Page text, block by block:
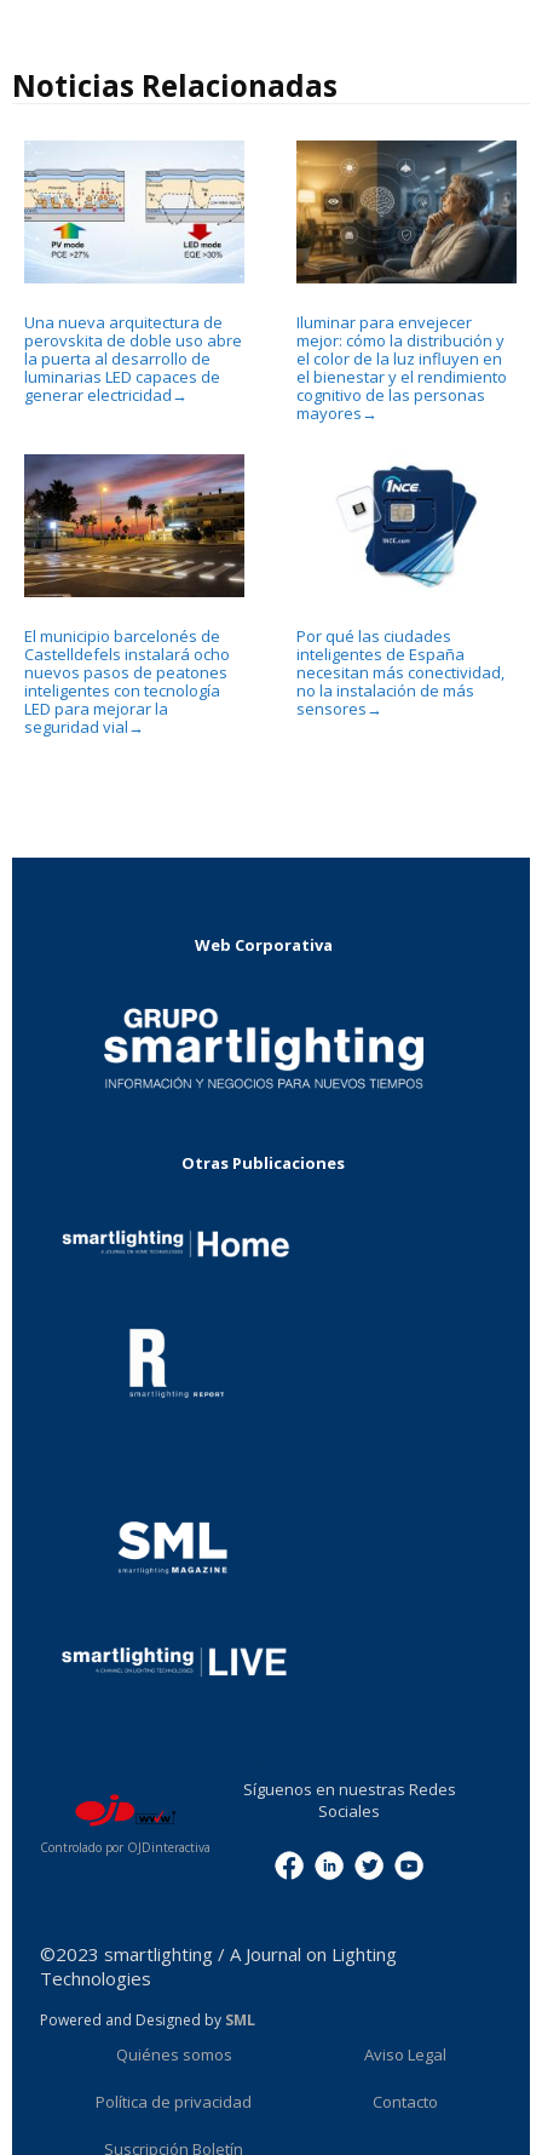
Noticias Relacionadas
Una nueva arquitectura de
perovskita de doble uso abre
la puerta al desarrollo de
luminarias LED capaces de
generar electricidad →
Iluminar para envejecer
mejor: cómo la distribución y
el color de la luz influyen en
el bienestar y el rendimiento
cognitivo de las personas
mayores →
El municipio barcelonés de
Castelldefels instalará ocho
nuevos pasos de peatones
inteligentes con tecnología
LED para mejorar la
seguridad vial →
Por qué las ciudades
inteligentes de España
necesitan más conectividad,
no la instalación de más
sensores →
Web Corporativa
Otras Publicaciones
Controlado por OJDinteractiva
Síguenos en nuestras Redes
Sociales
©2023 smartlighting / A Journal on Lighting
Technologies
Powered and Designed by SML
Quiénes somos Aviso Legal
Política de privacidad Contacto
Suscripción Boletín